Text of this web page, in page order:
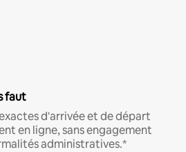
faut
d'arrivée et de départ
en ligne, sans engagement
administratives.*